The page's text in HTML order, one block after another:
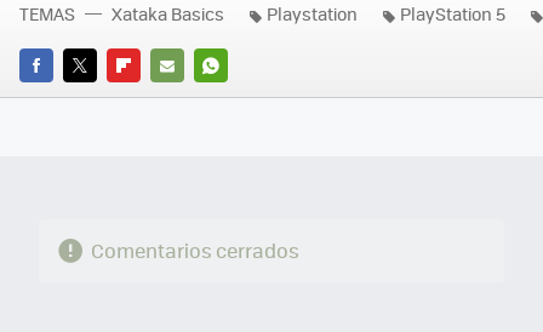
FACEBOOK
TWITTERFLIPBOARD
E-
WHATSAPP
TEMAS Xataka Basics Playstation PlayStation 5
Comentarios cerrados